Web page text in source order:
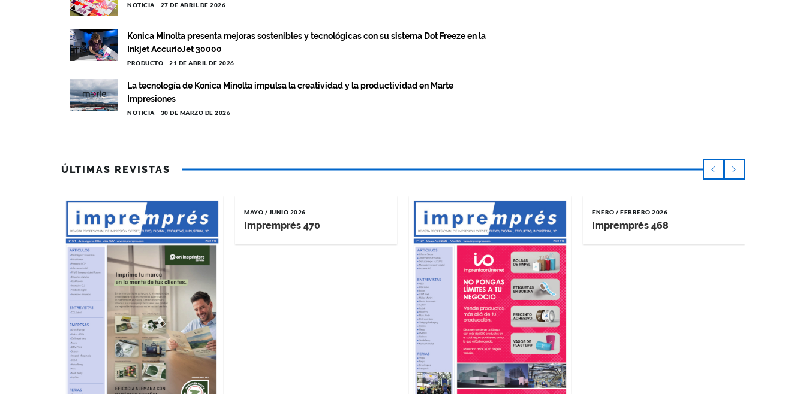
NOTICIA 27 DE ABRIL DE 2026
Konica Minolta presenta mejoras sostenibles y tecnológicas con su sistema Dot Freeze en la
Inkjet AccurioJet 30000
PRODUCTO 21 DE ABRIL DE 2026
La tecnología de Konica Minolta impulsa la creatividad y la productividad en Marte
Impresiones
NOTICIA 30 DE MARZO DE 2026
ÚLTIMAS REVISTAS
MAYO / JUNIO 2026
Impremprés 470
ENERO / FEBRERO 2026
Impremprés 468